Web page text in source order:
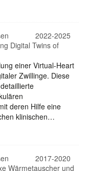
2022-2025
Digital Twins of
einer Virtual-Heart
Zwillinge. Diese
deren Hilfe eine
klinischen…
2017-2020
Wärmetauscher und